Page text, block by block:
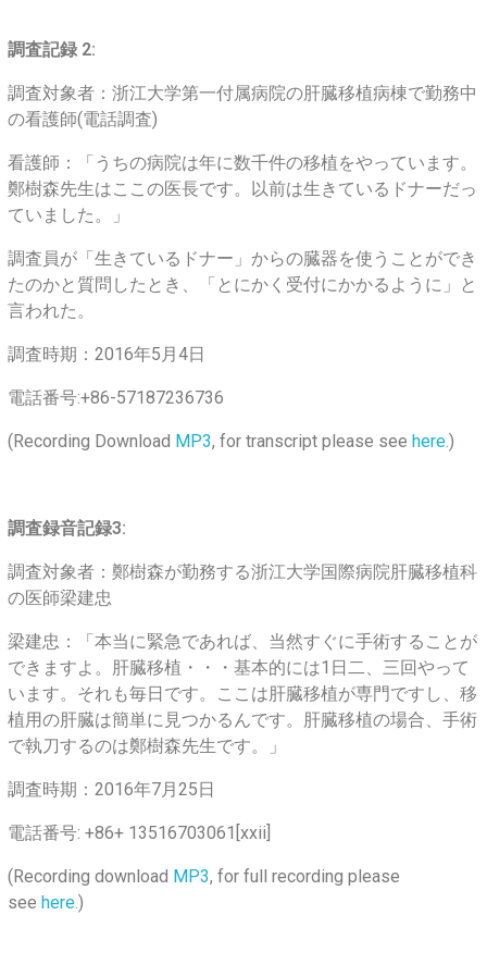
調査記録 2:
調査対象者：浙江大学第一付属病院の肝臓移植病棟で勤務中
の看護師(電話調査)
看護師：「うちの病院は年に数千件の移植をやっています。
鄭樹森先生はここの医長です。以前は生きているドナーだっ
ていました。」
調査員が「生きているドナー」からの臓器を使うことができ
たのかと質問したとき、「とにかく受付にかかるように」と
言われた。
調査時期：2016年5月4日
電話番号:+86-57187236736
(Recording Download MP3, for transcript please see here.)
調査録音記録3:
調査対象者：鄭樹森が勤務する浙江大学国際病院肝臓移植科
の医師梁建忠
梁建忠：「本当に緊急であれば、当然すぐに手術することが
できますよ。肝臓移植・・・基本的には1日二、三回やって
います。それも毎日です。ここは肝臓移植が専門ですし、移
植用の肝臓は簡単に見つかるんです。肝臓移植の場合、手術
で執刀するのは鄭樹森先生です。」
調査時期：2016年7月25日
電話番号: +86+ 13516703061[xxii]
(Recording download MP3, for full recording please
see here.)